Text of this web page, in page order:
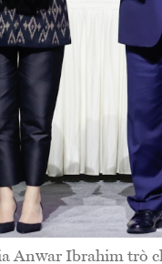
Anwar Ibrahim trò